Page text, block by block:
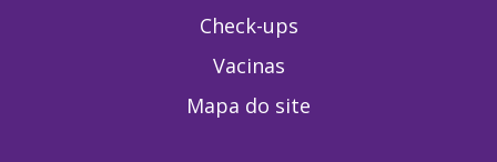
Check-ups
Vacinas
Mapa do site